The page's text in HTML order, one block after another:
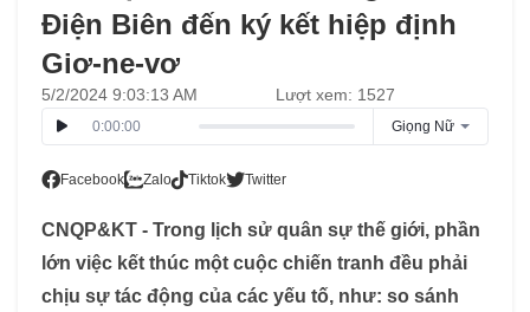
Điện Biên đến ký kết hiệp định
Giơ-ne-vơ
5/2/2024 9:03:13 AM
0:00:00 Giọng Nữ
Lượt xem: 1527
Facebook Zalo Tiktok Twitter
CNQP&KT - Trong lịch sử quân sự thế giới, phần
lớn việc kết thúc một cuộc chiến tranh đều phải
chịu sự tác động của các yếu tố, như: so sánh